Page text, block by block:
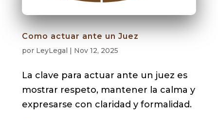
Como actuar ante un Juez
por LeyLegal Nov 12, 2025
La clave para actuar ante un juez es
mostrar respeto, mantener la calma y
expresarse con claridad y formalidad.